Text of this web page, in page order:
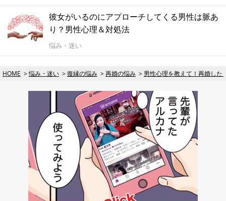
彼女がいるのにアプローチしてくる男性は脈あ
り？男性心理＆対処法
悩み・迷い
HOME 悩み・迷い 復縁の悩み 再婚の悩み 男性心理を教えて！再婚した